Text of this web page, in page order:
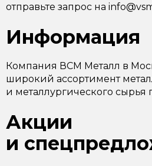
отправьте запрос на
Информация
Компания ВСМ Металл в
широкий ассортимент
и металлургического
Акции
и